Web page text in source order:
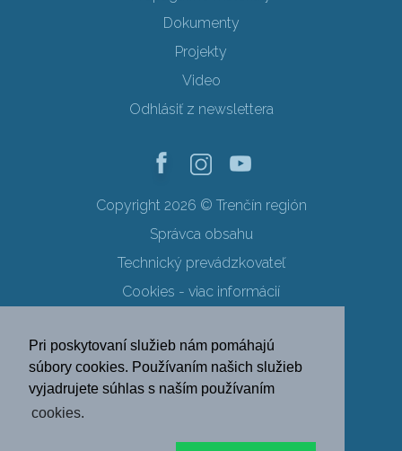
Pri poskytovaní služieb nám pomáhajú
súbory cookies. Používaním našich služieb
vyjadrujete súhlas s naším používaním
cookies.
Dokumenty
Projekty
Video
Odhlásiť z newslettera
Copyright 2026 © Trenčín región
Správca obsahu
Technický prevádzkovateľ
Cookies - viac informácií
Ochrana osobných údajov
SK EN DE
PL